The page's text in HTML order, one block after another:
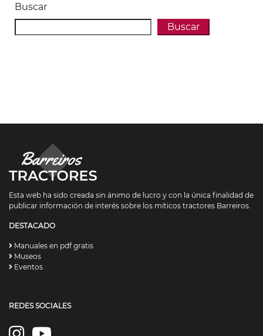
Buscar
Buscar
Esta web ha sido creada sin ánimo de lucro y con la única finalidad de
publicar información de interés sobre los míticos tractores Barreiros.
DESTACADO
Manuales en pdf gratis
Museos
Eventos
REDES SOCIALES